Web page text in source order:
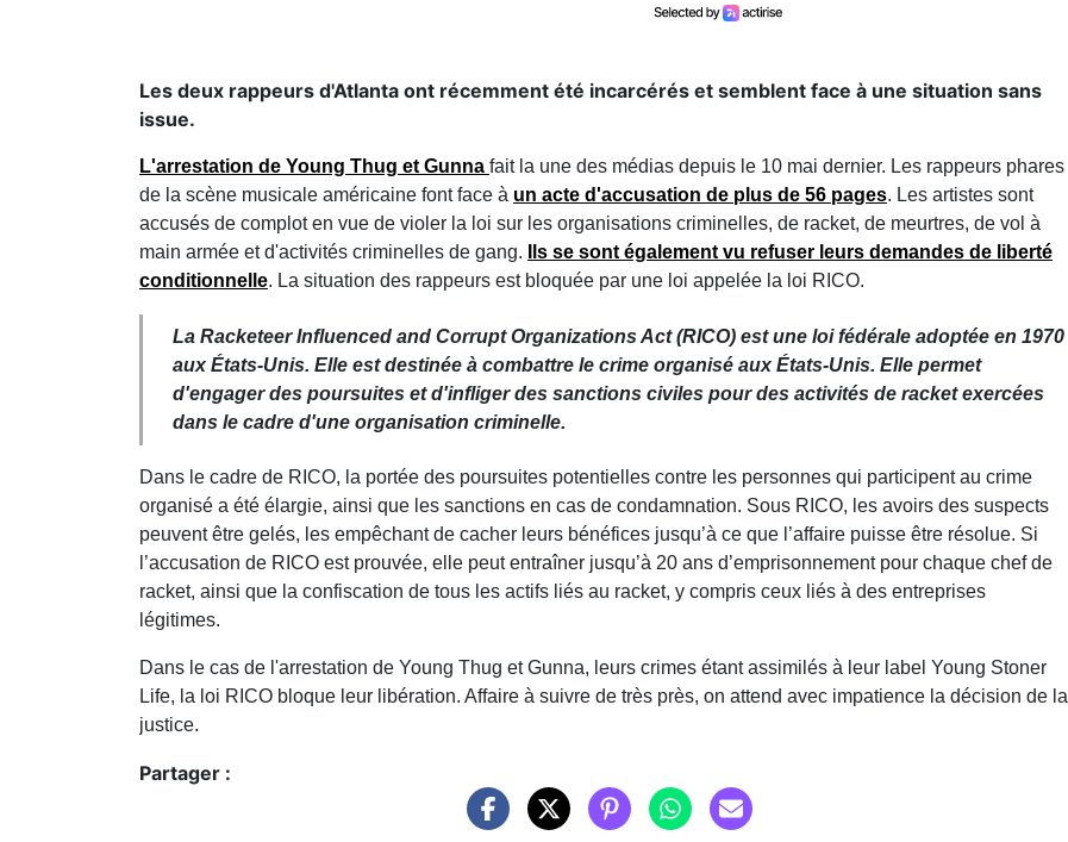
Les deux rappeurs d'Atlanta ont récemment été incarcérés et semblent face à une situation sans
issue.
L'arrestation de Young Thug et Gunna fait la une des médias depuis le 10 mai dernier. Les rappeurs phares
de la scène musicale américaine font face à un acte d'accusation de plus de 56 pages. Les artistes sont
accusés de complot en vue de violer la loi sur les organisations criminelles, de racket, de meurtres, de vol à
main armée et d'activités criminelles de gang.
Ils se sont également vu refuser leurs demandes de liberté
conditionnelle. La situation des rappeurs est bloquée par une loi appelée la loi RICO.
La Racketeer Influenced and Corrupt Organizations Act (RICO) est une loi fédérale adoptée en 1970
aux États-Unis.⁣⁣ Elle est destinée à combattre le crime organisé aux États-Unis. Elle permet
d'engager des poursuites et d'infliger des sanctions civiles pour des activités de racket exercées
dans le cadre d'une organisation criminelle.
Dans le cadre de RICO, la portée des poursuites potentielles contre les personnes qui participent au crime
organisé a été élargie, ainsi que les sanctions en cas de condamnation. Sous RICO, les avoirs des suspects
peuvent être gelés, les empêchant de cacher leurs bénéfices jusqu’à ce que l’affaire puisse être résolue. Si
l’accusation de RICO est prouvée, elle peut entraîner jusqu’à 20 ans d’emprisonnement pour chaque chef de
racket, ainsi que la confiscation de tous les actifs liés au racket, y compris ceux liés à des entreprises
légitimes.
Dans le cas de l'arrestation de Young Thug et Gunna, leurs crimes étant assimilés à leur label Young Stoner
Life, la loi RICO bloque leur libération. Affaire à suivre de très près, on attend avec impatience la décision de la
justice.
Partager :